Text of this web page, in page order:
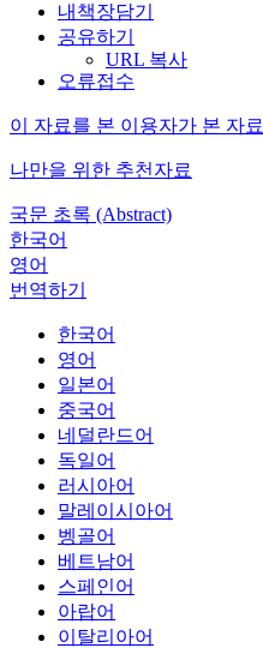
내책장담기
공유하기
URL 복사
오류접수
이 자료를 본 이용자가 본 자료
나만을 위한 추천자료
국문 초록 (Abstract)
한국어
영어
번역하기
한국어
영어
일본어
중국어
네덜란드어
독일어
러시아어
말레이시아어
벵골어
베트남어
스페인어
아랍어
이탈리아어